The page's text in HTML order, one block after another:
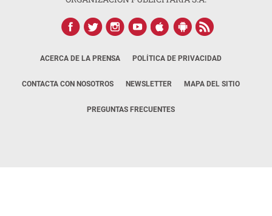
ACERCA DE LA PRENSA POLÍTICA DE PRIVACIDAD
CONTACTA CON NOSOTROS NEWSLETTER MAPA DEL SITIO
PREGUNTAS FRECUENTES